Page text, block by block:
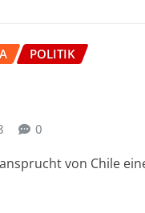
POLITIK
0
von Chile